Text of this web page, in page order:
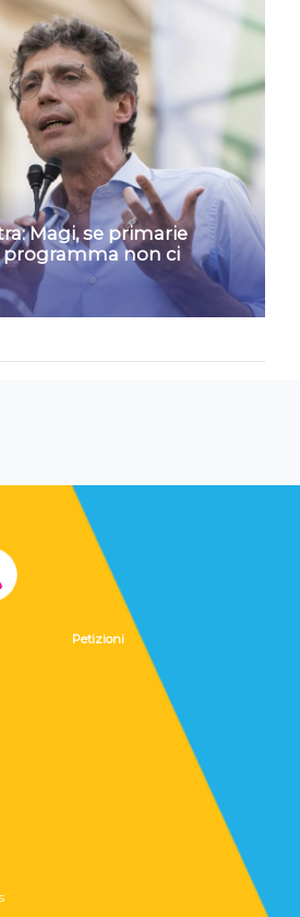
Magi, se primarie
programma non ci
Petizioni